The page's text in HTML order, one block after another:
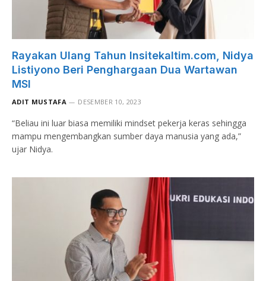
Rayakan Ulang Tahun Insitekaltim.com, Nidya
Listiyono Beri Penghargaan Dua Wartawan
MSI
ADIT MUSTAFA DESEMBER 10, 2023
“Beliau ini luar biasa memiliki mindset pekerja keras sehingga
mampu mengembangkan sumber daya manusia yang ada,”
ujar Nidya.